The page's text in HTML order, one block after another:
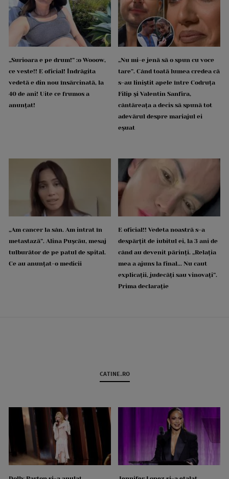
„Surioara e pe drum!” :o Wooow,
ce veste!! E oficial! Îndrăgita
vedetă e din nou însărcinată, la
40 de ani! Uite ce frumos a
anunțat!
„Nu mi-e jenă să o spun cu voce
tare”. Când toată lumea credea că
s-au liniștit apele între Codruța
Filip și Valentin Sanfira,
cântăreața a decis să spună tot
adevărul despre mariajul ei
eșuat
„Am cancer la sân. Am intrat în
metastază”. Alina Pușcău, mesaj
tulburător de pe patul de spital.
Ce au anunțat-o medicii
E oficial!! Vedeta noastră s-a
despărțit de iubitul ei, la 3 ani de
când au devenit părinți. „Relația
mea a ajuns la final... Nu caut
explicații, judecăți sau vinovați”.
Prima declarație
CATINE.RO